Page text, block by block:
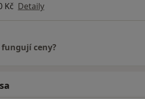
Kč Detaily
fungují ceny?